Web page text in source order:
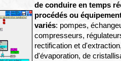
de conduire en temps
procédés ou
variés: pompes,
compresseurs,
rectification et
d'évaporation, de